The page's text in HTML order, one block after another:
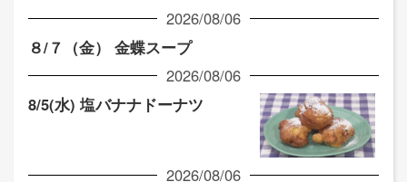
2026/08/06
８/７（金） 金蝶スープ
2026/08/06
8/5(水) 塩バナナドーナツ
2026/08/06